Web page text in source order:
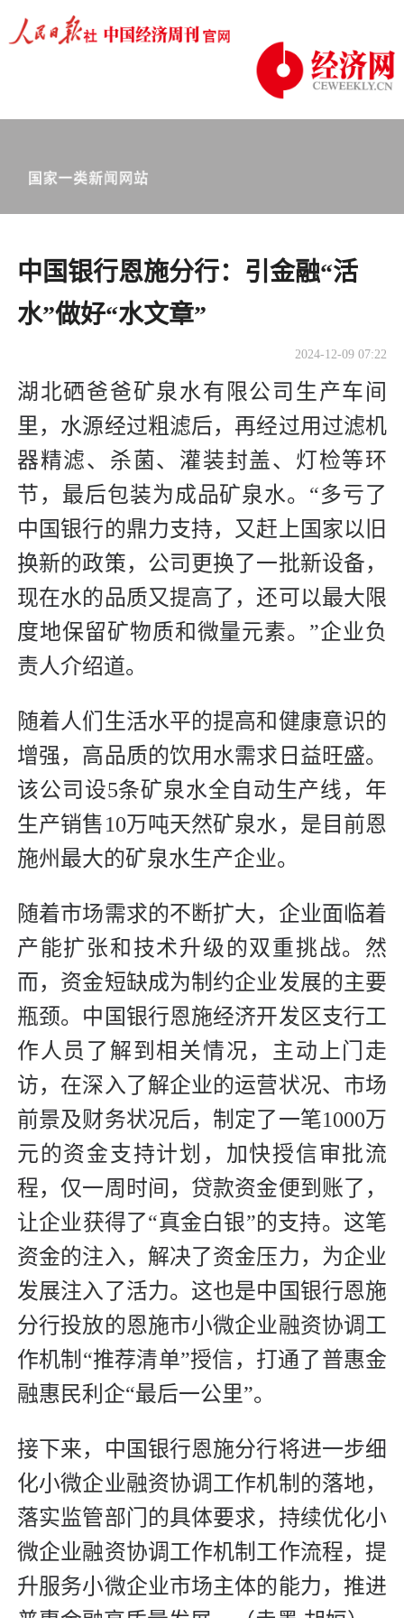
中国银行恩施分行：引金融“活
水”做好“水文章”
2024-12-09 07:22
湖北硒爸爸矿泉水有限公司生产车间
里，水源经过粗滤后，再经过用过滤机
器精滤、杀菌、灌装封盖、灯检等环
节，最后包装为成品矿泉水。“多亏了
中国银行的鼎力支持，又赶上国家以旧
换新的政策，公司更换了一批新设备，
现在水的品质又提高了，还可以最大限
度地保留矿物质和微量元素。”企业负
责人介绍道。
随着人们生活水平的提高和健康意识的
增强，高品质的饮用水需求日益旺盛。
该公司设5条矿泉水全自动生产线，年
生产销售10万吨天然矿泉水，是目前恩
施州最大的矿泉水生产企业。
随着市场需求的不断扩大，企业面临着
产能扩张和技术升级的双重挑战。然
而，资金短缺成为制约企业发展的主要
瓶颈。中国银行恩施经济开发区支行工
作人员了解到相关情况，主动上门走
访，在深入了解企业的运营状况、市场
前景及财务状况后，制定了一笔1000万
元的资金支持计划，加快授信审批流
程，仅一周时间，贷款资金便到账了，
让企业获得了“真金白银”的支持。这笔
资金的注入，解决了资金压力，为企业
发展注入了活力。这也是中国银行恩施
分行投放的恩施市小微企业融资协调工
作机制“推荐清单”授信，打通了普惠金
融惠民利企“最后一公里”。
接下来，中国银行恩施分行将进一步细
化小微企业融资协调工作机制的落地，
落实监管部门的具体要求，持续优化小
微企业融资协调工作机制工作流程，提
升服务小微企业市场主体的能力，推进